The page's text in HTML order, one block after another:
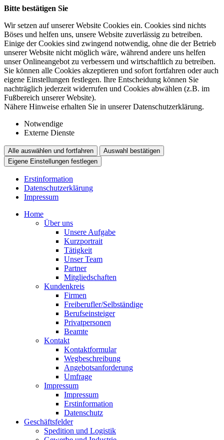
Bitte bestätigen Sie
Wir setzen auf unserer Website Cookies ein. Cookies sind nichts
Böses und helfen uns, unsere Website zuverlässig zu betreiben.
Einige der Cookies sind zwingend notwendig, ohne die der Betrieb
unserer Website nicht möglich wäre, während andere uns helfen
unser Onlineangebot zu verbessern und wirtschaftlich zu betreiben.
Sie können alle Cookies akzeptieren und sofort fortfahren oder auch
eigene Einstellungen festlegen. Ihre Entscheidung können Sie
nachträglich jederzeit widerrufen und Cookies abwählen (z.B. im
Fußbereich unserer Website).
Nähere Hinweise erhalten Sie in unserer Datenschutzerklärung.
Notwendige
Externe Dienste
Alle auswählen und fortfahren
Auswahl bestätigen
Eigene Einstellungen festlegen
Erstinformation
Datenschutzerklärung
Impressum
Home
Über uns
Unsere Aufgabe
Kurzportrait
Tätigkeit
Unser Team
Partner
Mitgliedschaften
Kundenkreis
Firmen
Freiberufler/Selbständige
Berufseinsteiger
Privatpersonen
Beamte
Kontakt
Kontaktformular
Wegbeschreibung
Angebotsanforderung
Umfrage
Impressum
Impressum
Erstinformation
Datenschutz
Geschäftsfelder
Spedition und Logistik